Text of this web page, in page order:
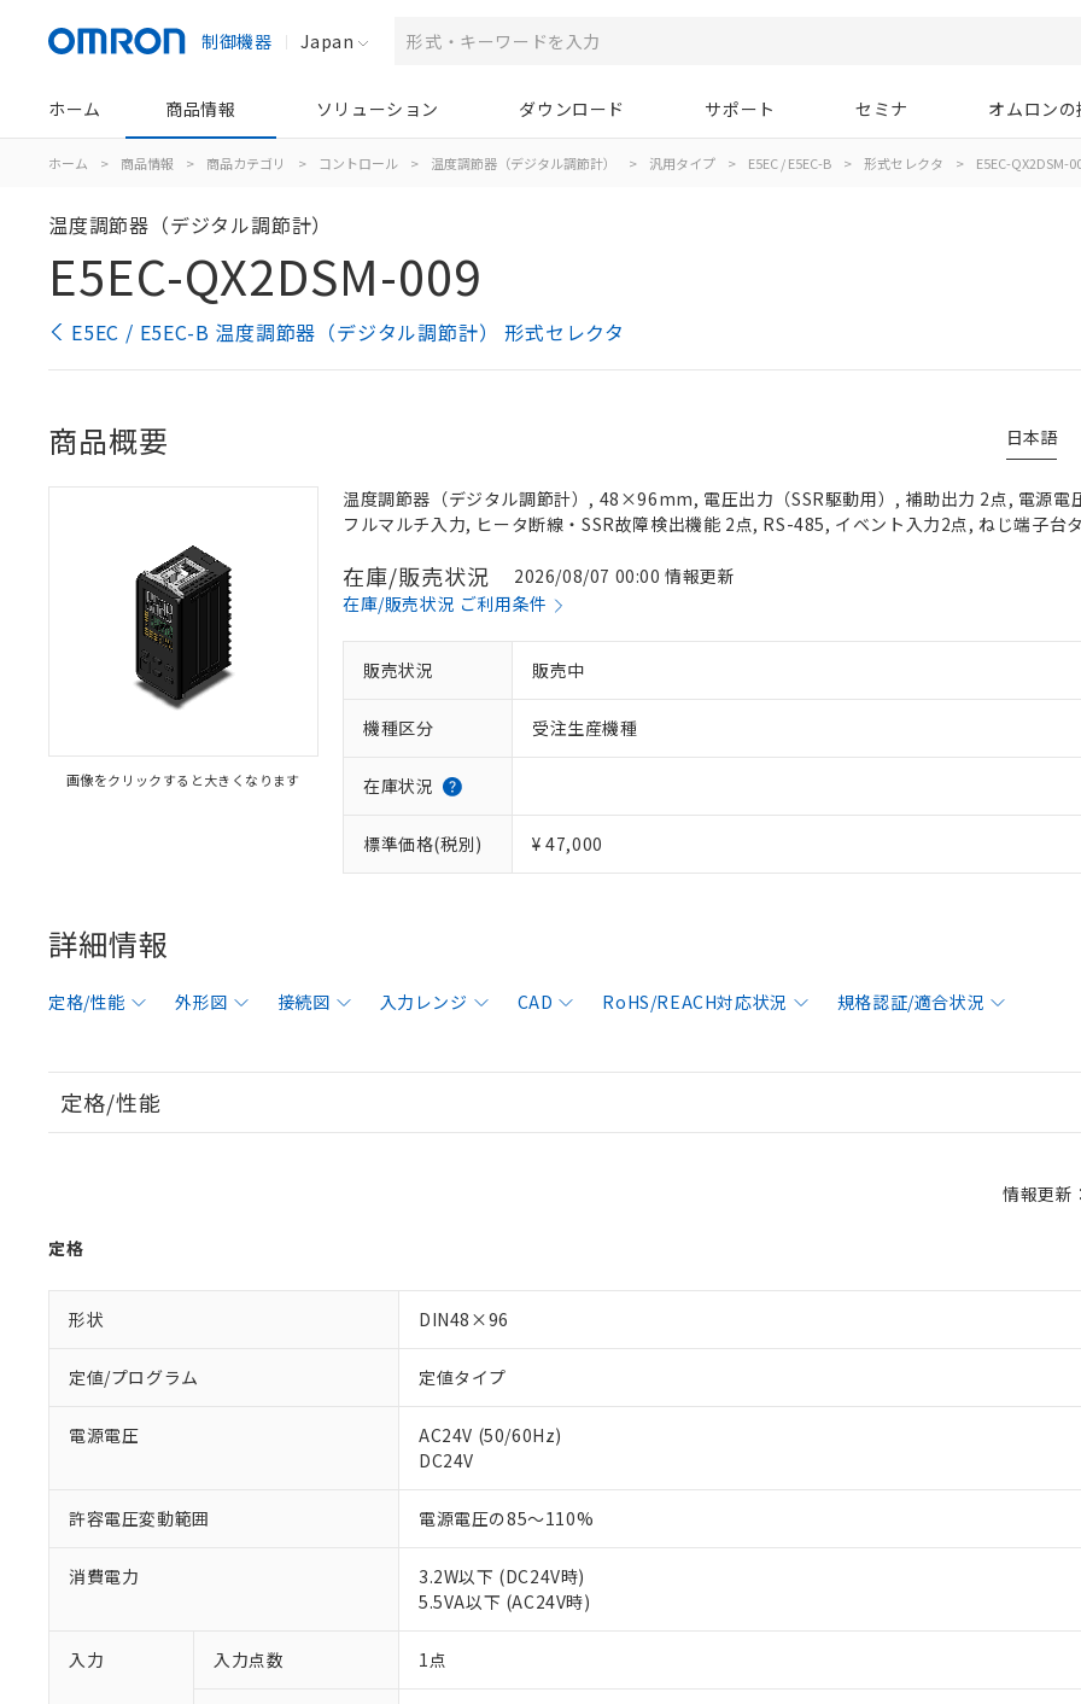
制御機器 Japan
ホーム 商品情報 ソリューション ダウンロード サポート セミナ オムロン
ホーム > 商品情報 > 商品カテゴリ > コントロール > 温度調節器（デジタル調節計） > 汎用タイプ > E5EC / E5EC-B > 形式セレクタ > E5EC-QX2DSM-
温度調節器（デジタル調節計）
E5EC-QX2DSM-009
E5EC / E5EC-B 温度調節器（デジタル調節計） 形式セレクタ
日本語
商品概要
画像をクリックすると大きくなります
温度調節器（デジタル調節計）, 48×96mm, 電圧出力（SSR駆動用）, 補助出力 2点, 電源電
フルマルチ入力, ヒータ断線・SSR故障検出機能 2点, RS-485, イベント入力2点, ねじ端子台
在庫/販売状況
2026/08/07 00:00 情報更新
在庫/販売状況 ご利用条件
販売状況 販売中
機種区分 受注生産機種
在庫状況
標準価格(税別) ¥ 47,000
詳細情報
定格/性能 外形図 接続図 入力レンジ CAD RoHS/REACH対応状況 規格認証/適合状況
定格/性能
情報更
定格
形状 DIN48×96
定値/プログラム 定値タイプ
電源電圧
AC24V (50/60Hz)
DC24V
許容電圧変動範囲 電源電圧の85～110%
消費電力
3.2W以下 (DC24V時)
5.5VA以下 (AC24V時)
入力 入力点数 1点